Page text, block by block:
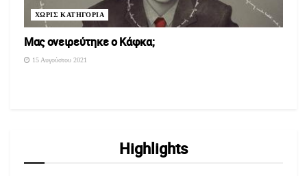
ΧΩΡΙΣ ΚΑΤΗΓΟΡΙΑ
Μας ονειρεύτηκε ο Κάφκα;
15 Αυγούστου 2021
Highlights